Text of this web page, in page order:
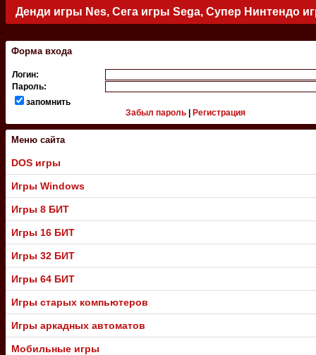
Денди игры Nes, Сега игры Sega, Супер Нинтендо
.
Форма входа
Логин:
Пароль:
запомнить
Забыл пароль
Регистрация
Меню сайта
DOS игры
Игры Windows
Игры 8 БИТ
Игры 16 БИТ
Игры 32 БИТ
Игры 64 БИТ
Игры старых компьютеров
Игры аркадных автоматов
Мобильные игры